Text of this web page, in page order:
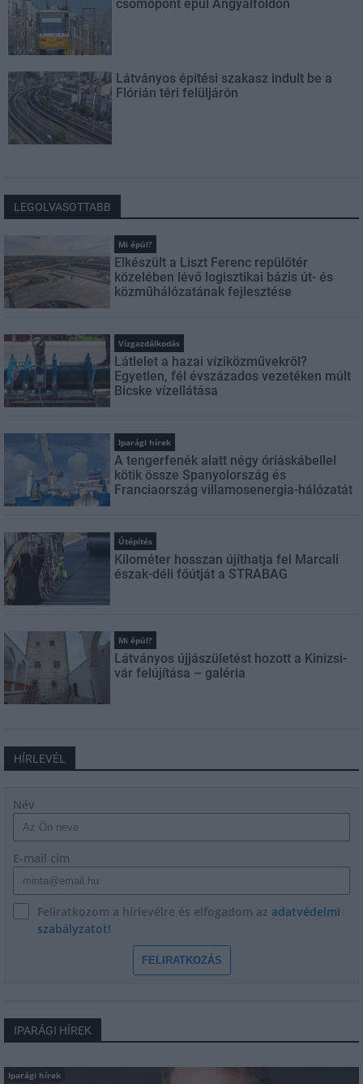
csomópont épül Angyalföldön
Látványos építési szakasz indult be a
Flórián téri felüljárón
LEGOLVASOTTABB
Mi épül?
Elkészült a Liszt Ferenc repülőtér
közelében lévő logisztikai bázis út- és
közműhálózatának fejlesztése
Vízgazdálkodás
Látlelet a hazai víziközművekről?
Egyetlen, fél évszázados vezetéken múlt
Bicske vízellátása
Iparági hírek
A tengerfenék alatt négy óriáskábellel
kötik össze Spanyolország és
Franciaország villamosenergia-hálózatát
Útépítés
Kilométer hosszan újíthatja fel Marcali
észak-déli főútját a STRABAG
Mi épül?
Látványos újjászületést hozott a Kinizsi-
vár felújítása – galéria
HÍRLEVÉL
Név
E-mail cím
Feliratkozom a hírlevélre és elfogadom az adatvédelmi
szabályzatot!
FELIRATKOZÁS
IPARÁGI HÍREK
Iparági hírek